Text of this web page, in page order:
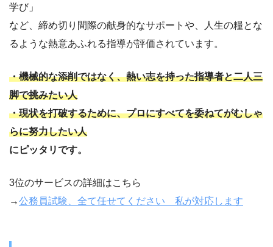
学び」
など、締め切り間際の献身的なサポートや、人生の糧とな
るような熱意あふれる指導が評価されています。
・機械的な添削ではなく、熱い志を持った指導者と二人三
脚で挑みたい人
・現状を打破するために、プロにすべてを委ねてがむしゃ
らに努力したい人
にピッタリです。
3位のサービスの詳細はこちら
→公務員試験、全て任せてください 私が対応します